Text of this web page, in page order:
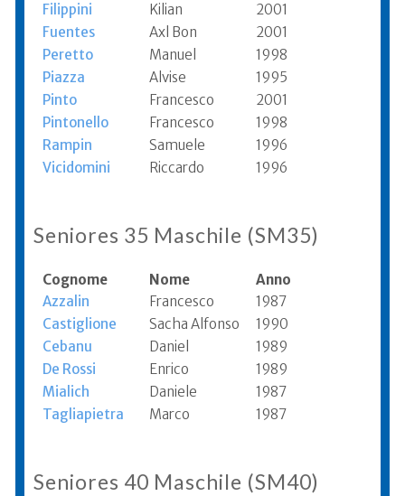
Filippini
Kilian
2001
Fuentes
Axl Bon
2001
Peretto
Manuel
1998
Piazza
Alvise
1995
Pinto
Francesco
2001
Pintonello
Francesco
1998
Rampin
Samuele
1996
Vicidomini
Riccardo 1996
Seniores 35 Maschile (SM35)
Cognome Nome
Anno
Azzalin
Francesco
1987
Castiglione
Sacha Alfonso
1990
Cebanu
Daniel
1989
De Rossi
Enrico
1989
Mialich
Daniele
1987
Tagliapietra
Marco 1987
Seniores 40 Maschile (SM40)